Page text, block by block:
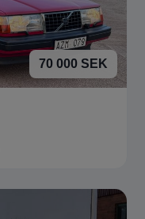
70 000 SEK